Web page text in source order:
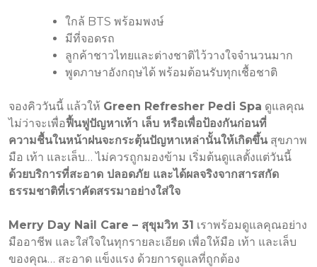
ใกล้ BTS พร้อมพงษ์
มีที่จอดรถ
ลูกค้าชาวไทยและต่างชาติไว้วางใจจำนวนมาก
พูดภาษาอังกฤษได้ พร้อมต้อนรับทุกเชื้อชาติ
จองคิววันนี้ แล้วให้ Green Refresher Pedi Spa ดูแลคุณ
ไม่ว่าจะเพื่อฟื้นฟูปัญหาเท้า เล็บ หรือเพื่อป้องกันก่อนที่
ความชื้นในหน้าฝนจะกระตุ้นปัญหาเหล่านั้นให้เกิดขึ้น สุขภาพ
มือ เท้า และเล็บ… ไม่ควรถูกมองข้าม เริ่มต้นดูแลตั้งแต่วันนี้
ด้วยบริการที่สะอาด ปลอดภัย และได้ผลจริงจากสารสกัด
ธรรมชาติที่เราคัดสรรมาอย่างใส่ใจ
Merry Day Nail Care – สุขุมวิท 31 เราพร้อมดูแลคุณอย่าง
มืออาชีพ และใส่ใจในทุกรายละเอียด เพื่อให้มือ เท้า และเล็บ
ของคุณ… สะอาด แข็งแรง ด้วยการดูแลที่ถูกต้อง